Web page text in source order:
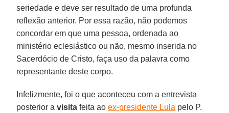
seriedade e deve ser resultado de uma profunda
reflexão anterior. Por essa razão, não podemos
concordar em que uma pessoa, ordenada ao
ministério eclesiástico ou não, mesmo inserida no
Sacerdócio de Cristo, faça uso da palavra como
representante deste corpo.
Infelizmente, foi o que aconteceu com a entrevista
posterior avisita feita aoex-presidente Lula pelo P.